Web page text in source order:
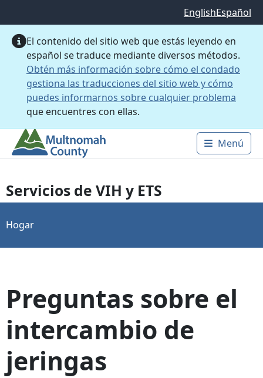
EnglishEspañol
El contenido del sitio web que estás leyendo en
español se traduce mediante diversos métodos.
Obtén más información sobre cómo el condado
gestiona las traducciones del sitio web y cómo
puedes informarnos sobre cualquier problema
que encuentres con ellas.
Main
Menú
Servicios de VIH y ETS
Hogar
Preguntas sobre el
intercambio de
jeringas